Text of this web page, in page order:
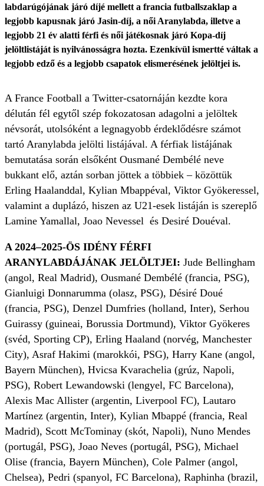
labdarúgójának járó díjé mellett a francia futballszaklap a
legjobb kapusnak járó Jasin-díj, a női Aranylabda, illetve a
legjobb 21 év alatti férfi és női játékosnak járó Kopa-díj
jelöltlistáját is nyilvánosságra hozta. Ezenkívül ismertté váltak a
legjobb edző és a legjobb csapatok elismerésének jelöltjei is.
A France Football a Twitter-csatornáján kezdte kora
délután fél egytől szép fokozatosan adagolni a jelöltek
névsorát, utolsóként a legnagyobb érdeklődésre számot
tartó Aranylabda jelölti listájával. A férfiak listájának
bemutatása során elsőként Ousmané Dembélé neve
bukkant elő, aztán sorban jöttek a többiek – közöttük
Erling Haalanddal, Kylian Mbappéval, Viktor Gyökeressel,
valamint a duplázó, hiszen az U21-esek listáján is szereplő
Lamine Yamallal, Joao Nevessel és Desiré Douéval.
A 2024–2025-ÖS IDÉNY FÉRFI
ARANYLABDÁJÁNAK JELÖLTJEI: Jude Bellingham
(angol, Real Madrid), Ousmané Dembélé (francia, PSG),
Gianluigi Donnarumma (olasz, PSG), Désiré Doué
(francia, PSG), Denzel Dumfries (holland, Inter), Serhou
Guirassy (guineai, Borussia Dortmund), Viktor Gyökeres
(svéd, Sporting CP), Erling Haaland (norvég, Manchester
City), Asraf Hakimi (marokkói, PSG), Harry Kane (angol,
Bayern München), Hvicsa Kvarachelia (grúz, Napoli,
PSG), Robert Lewandowski (lengyel, FC Barcelona),
Alexis Mac Allister (argentin, Liverpool FC), Lautaro
Martínez (argentin, Inter), Kylian Mbappé (francia, Real
Madrid), Scott McTominay (skót, Napoli), Nuno Mendes
(portugál, PSG), Joao Neves (portugál, PSG), Michael
Olise (francia, Bayern München), Cole Palmer (angol,
Chelsea), Pedri (spanyol, FC Barcelona), Raphinha (brazil,